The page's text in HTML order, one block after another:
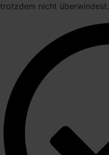
trotzdem nicht überwindest.